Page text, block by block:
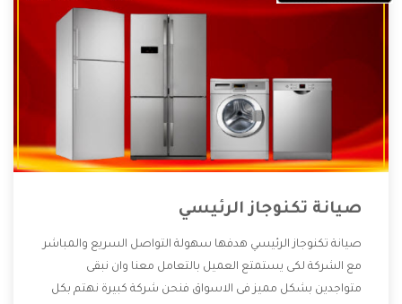
صيانة تكنوجاز الرئيسي
صيانة تكنوجاز الرئيسي هدفها سهولة التواصل السريع والمباشر
مع الشركة لكى يستمتع العميل بالتعامل معنا وان نبقى
متواجدين بشكل مميز فى الاسواق فنحن شركة كبيرة نهتم بكل